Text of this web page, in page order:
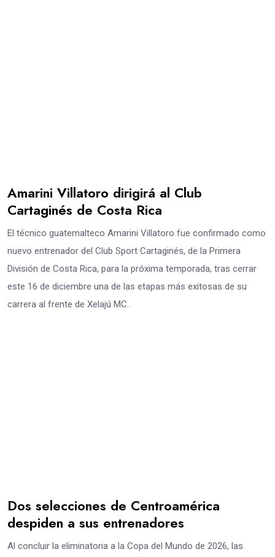
Amarini Villatoro dirigirá al Club
Cartaginés de Costa Rica
El técnico guatemalteco Amarini Villatoro fue confirmado como
nuevo entrenador del Club Sport Cartaginés, de la Primera
División de Costa Rica, para la próxima temporada, tras cerrar
este 16 de diciembre una de las etapas más exitosas de su
carrera al frente de Xelajú MC.
Dos selecciones de Centroamérica
despiden a sus entrenadores
Al concluir la eliminatoria a la Copa del Mundo de 2026, las